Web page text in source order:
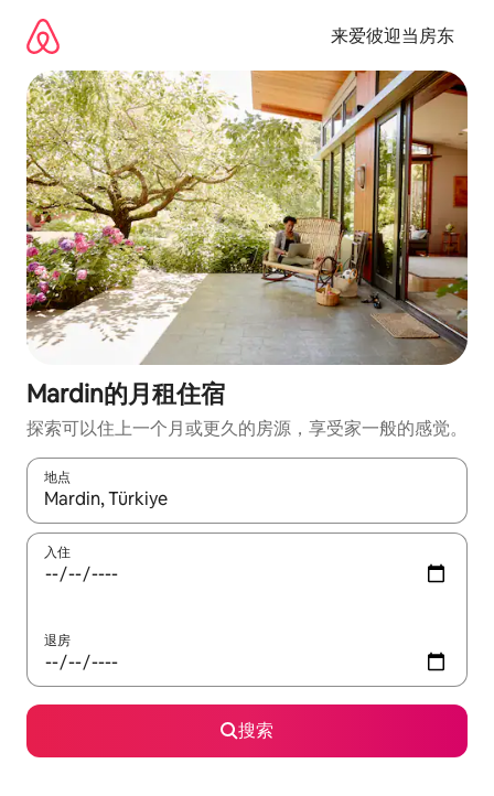
来爱彼迎当房东
Mardin的月租住宿
探索可以住上一个月或更久的房源，享受家一般的感觉。
地点
如有搜索结果，请使用上下方向键查看，或通过点击或滑动手势
入住
退房
搜索